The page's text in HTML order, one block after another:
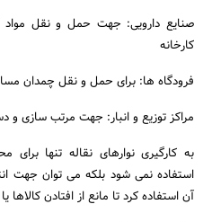
صنایع دارویی: جهت حمل و نقل مواد
کارخانه‌
فرودگاه‌ ها: برای حمل و نقل چمدان
مراکز توزیع و انبار: جهت مرتب‌ سازی و
به کارگیری نوارهای نقاله تنها
استفاده نمی‌ شود بلکه می توان جهت
آن استفاده کرد تا مانع از افتادن